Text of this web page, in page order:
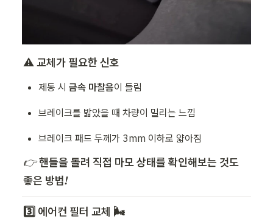
⚠️ 교체가 필요한 신호
제동 시 금속 마찰음이 들림
브레이크를 밟았을 때 차량이 밀리는 느낌
브레이크 패드 두께가 3mm 이하로 얇아짐
👉 핸들을 돌려 직접 마모 상태를 확인해보는 것도
좋은 방법!
3️⃣ 에어컨 필터 교체 🌬️